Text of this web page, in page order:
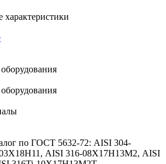
по ГОСТ 5632-72: AISI 304-
AISI 316-08Х17Н13М2, AISI